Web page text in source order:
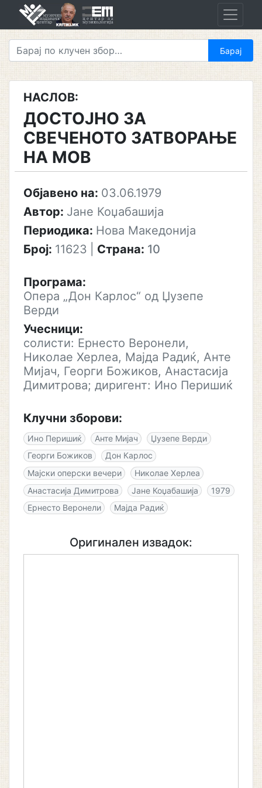
НАСЛОВ:
ДОСТОЈНО ЗА
СВЕЧЕНОТО ЗАТВОРАЊЕ
НА МОВ
Објавено на: 03.06.1979
Автор: Јане Коџабашија
Периодика: Нова Македонија
Број: 11623 Страна: 10
Програма:
Опера „Дон Карлос“ од Џузепе
Верди
Учесници:
солисти: Ернесто Веронели,
Николае Херлеа, Мајда Радиќ, Анте
Мијач, Георги Божиков, Анастасија
Димитрова; диригент: Ино Перишиќ
Клучни зборови:
Ино Перишиќ Анте Мијач
Џузепе Верди
Георги Божиков
Дон Карлос
Мајски оперски вечери
Николае Херлеа
Анастасија Димитрова
Јане Коџабашија
1979
Ернесто Веронели
Мајда Радиќ
Оригинален извадок: